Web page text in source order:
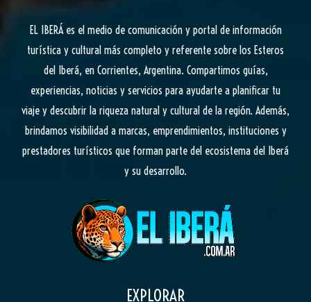
EL IBERÁes el medio de comunicación y portal de información
turística y cultural más completo y referente sobre los Esteros
del Iberá, en Corrientes, Argentina. Compartimos guías,
experiencias, noticias y servicios para ayudarte a planificar tu
viaje y descubrir la riqueza natural y cultural de la región. Además,
brindamos visibilidad a marcas, emprendimientos, instituciones y
prestadores turísticos que forman parte del ecosistema del Iberá
y su desarrollo.
EXPLORAR